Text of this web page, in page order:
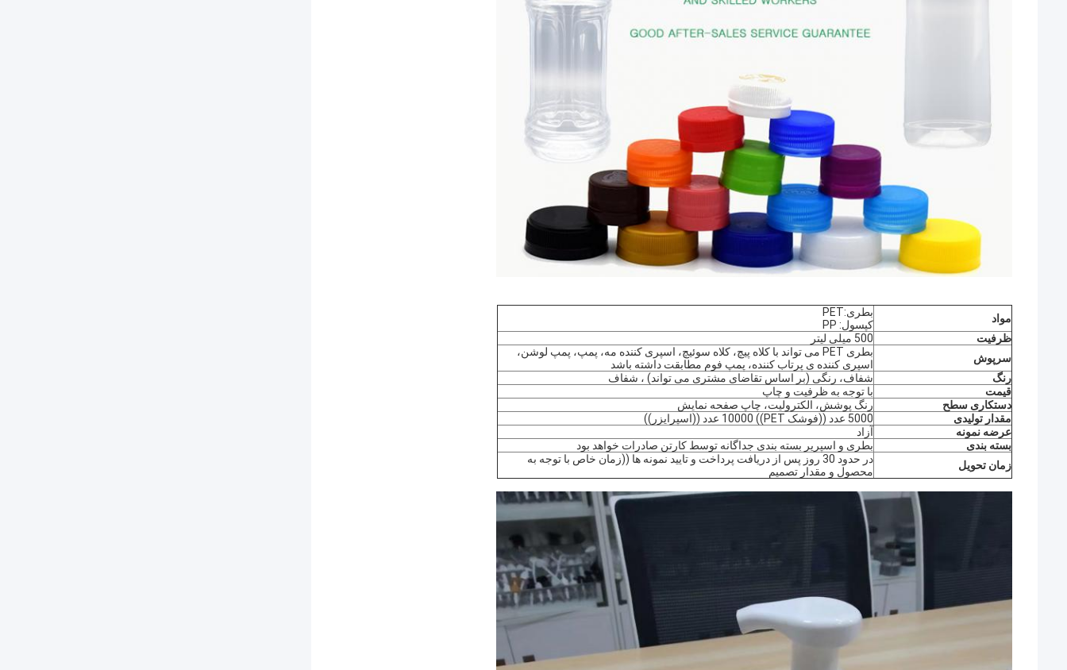
مواد
بطری:PET
کپسول: PP
ظرفیت
500 میلی لیتر
سرپوش
بطری PET می تواند با کلاه پیچ، کلاه سوئیچ، اسپری کننده مه، پمپ، پمپ لوشن،
اسپری کننده ی پرتاب کننده، پمپ فوم مطابقت داشته باشد
رنگ
شفاف، رنگی (بر اساس تقاضای مشتری می تواند) ، شفاف
قیمت
با توجه به ظرفیت و چاپ
دستکاری سطح
رنگ پوشش، الکترولیت، چاپ صفحه نمایش
مقدار تولیدی
5000 عدد ((فوشک PET)) 10000 عدد ((اسپرایزر))
عرضه نمونه
آزاد
بسته بندی
بطری و اسپریر بسته بندی جداگانه توسط کارتن صادرات خواهد بود
زمان تحویل
در حدود 30 روز پس از دریافت پرداخت و تایید نمونه ها ((زمان خاص با توجه به
محصول و مقدار تصمیم